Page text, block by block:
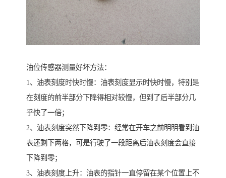
油位传感器测量好坏方法：
1、油表刻度时快时慢：油表刻度显示时快时慢，特别是
在刻度的前半部分下降得相对较慢，但到了后半部分几
乎快了一倍；
2、油表刻度突然下降到零：经常在开车之前明明看到油
表还剩下两格，可是行驶了一段距离后油表刻度会直接
下降到零；
3、油表刻度上升：油表的指针一直停留在某个位置上不